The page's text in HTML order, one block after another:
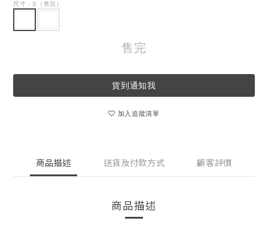
尺寸 : S（售完）
售完
貨到通知我
加入追蹤清單
商品描述 送貨及付款方式 顧客評價
商品描述